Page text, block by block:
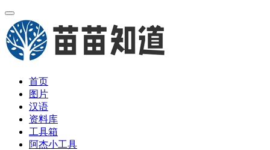
首页
图片
汉语
资料库
工具箱
阿杰小工具